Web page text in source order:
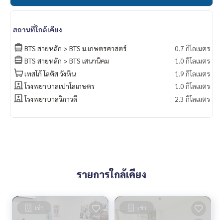
สถานที่ใกล้เคียง
BTS สายหลัก > BTS ม.เกษตรศาสตร์
0.7 กิโลเมตร
BTS สายหลัก > BTS เสนานิคม
1.0 กิโลเมตร
เทสโก้ โลตัส วังหิน
1.9 กิโลเมตร
โรงพยาบาลเปาโลเกษตร
1.0 กิโลเมตร
โรงพยาบาลวิภาวดี
2.3 กิโลเมตร
รายการใกล้เคียง
เช่า เช่า